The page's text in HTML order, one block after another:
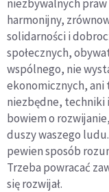
niezbywalnych praw
harmonijny,
solidarności i
społecznych,
wspólnego, nie
ekonomicznych, ani
niezbędne, techniki
bowiem o
duszy waszego
pewien sposób
Trzeba powracać
się rozwijał.